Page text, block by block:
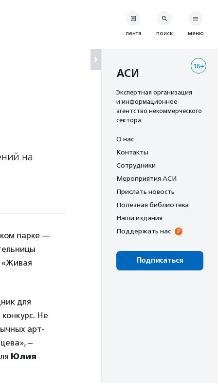
на
парке —
«Живая
для
Не
арт-
–
Юлия
лента поиск меню
18+
АСИ
Экспертная организация
и информационное
агентство некоммерческого
сектора
О нас
Контакты
Сотрудники
Мероприятия АСИ
Прислать новость
Полезная библиотека
Наши издания
Поддержать нас
Подписаться